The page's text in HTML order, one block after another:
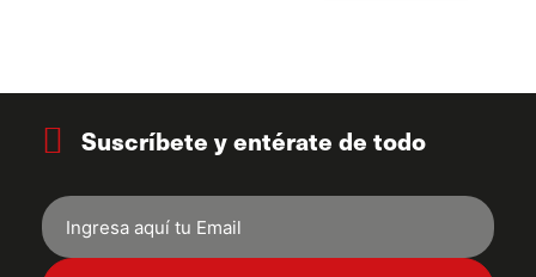
Suscríbete y entérate de todo